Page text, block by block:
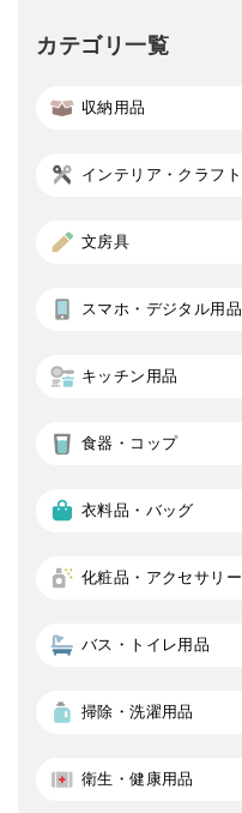
カテゴリ一覧
収納用品
インテリア・クラフト
文房具
スマホ・デジタル用品
キッチン用品
食器・コップ
衣料品・バッグ
化粧品・アクセサリー
バス・トイレ用品
掃除・洗濯用品
衛生・健康用品